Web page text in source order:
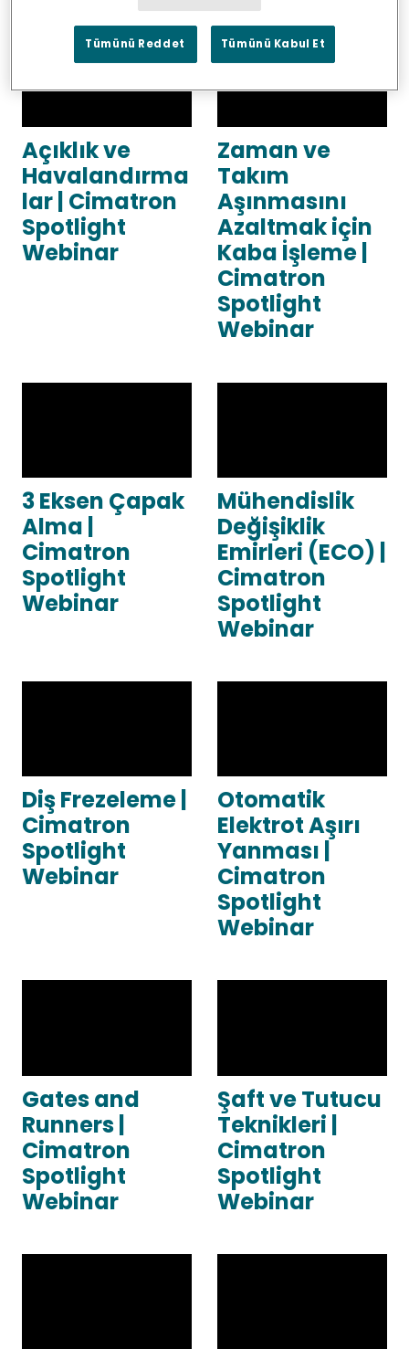
Açıklık ve
Havalandırma
lar | Cimatron
Spotlight
Webinar
Zaman ve
Takım
Aşınmasını
Azaltmak için
Kaba İşleme |
Cimatron
Spotlight
Webinar
3 Eksen Çapak
Alma |
Cimatron
Spotlight
Webinar
Mühendislik
Değişiklik
Emirleri (ECO) |
Cimatron
Spotlight
Webinar
Diş Frezeleme |
Cimatron
Spotlight
Webinar
Otomatik
Elektrot Aşırı
Yanması |
Cimatron
Spotlight
Webinar
Gates and
Runners |
Cimatron
Spotlight
Webinar
Şaft ve Tutucu
Teknikleri |
Cimatron
Spotlight
Webinar
Tümünü Reddet Tümünü Kabul Et